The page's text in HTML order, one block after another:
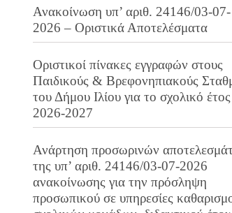
Ανακοίνωση υπ’ αριθ. 24146/03-07-
2026 – Οριστικά Αποτελέσματα
Οριστικοί πίνακες εγγραφών στους
Παιδικούς & Βρεφονηπιακούς
του Δήμου Ιλίου για το σχολικό έτος
2026-2027
Ανάρτηση προσωρινών
της υπ’ αριθ. 24146/03-07-2026
ανακοίνωσης για την πρόσληψη
προσωπικού σε υπηρεσίες